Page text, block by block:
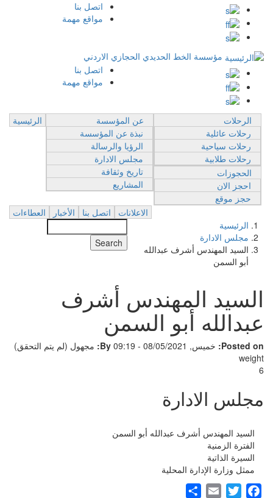
Top
اتصل بنا
مواقع مهمة
مؤسسة الخط الحديدي الحجازي الاردني
Top
اتصل بنا
مواقع مهمة
الرئيسية
عن المؤسسة
نبذة عن المؤسسة
الرؤيا والرسالة
مجلس الادارة
تاريخ وثقافة
المشاريع
الرحلات
رحلات عائلية
رحلات سياحية
رحلات طلابية
الحجوزات
احجز الان
حجز موقع
العطاءات
الأخبار اتصل بنا
الاعلانات
Breadcrumb
الرئيسية
مجلس الادارة
السيد المهندس أشرف عبدالله
أبو السمن
السيد المهندس أشرف
عبدالله أبو السمن
Posted on: خميس, 08/05/2021 - 09:19 By: مجهول (لم يتم التحقق)
weight
6
مجلس الادارة
السيد المهندس أشرف عبدالله أبو السمن
الفترة الزمنية
السيرة الذاتية
ممثل وزارة الإدارة المحلية
Facebook
Twitter
Email